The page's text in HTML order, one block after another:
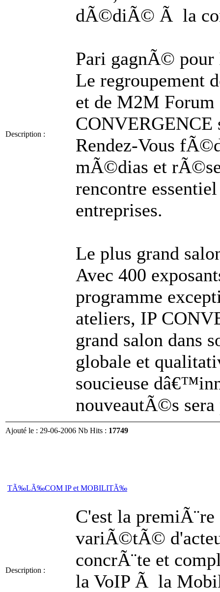
Description :
dÃ©diÃ© Ã la
Pari gagnÃ©
Le regroupement
et de M2M
Rendez-Vous
mÃ©dias et
rencontre
entreprises.
Le plus grand
Avec 400
programme
ateliers, IP
grand salon dans
globale et
soucieuse
nouveautÃ©s
Ajouté le : 29-06-2006 Nb Hits : 17749
TÃ‰LÃ‰COM IP et MOBILITÃ‰
Description :
C'est la
variÃ©tÃ©
concrÃ¨te et
la VoIP Ã la